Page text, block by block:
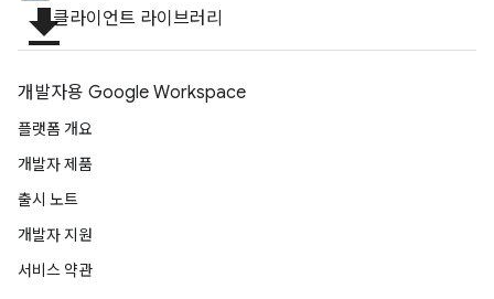
file_download클라이언트 라이브러리
개발자용 Google Workspace
플랫폼 개요
개발자 제품
출시 노트
개발자 지원
서비스 약관